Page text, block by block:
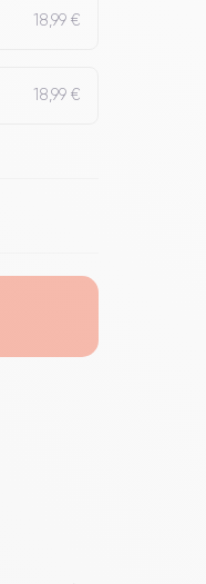
18,99 €
18,99 €